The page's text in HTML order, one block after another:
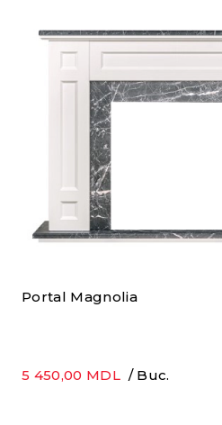
Portal Magnolia
5 450,00 MDL / Buc.